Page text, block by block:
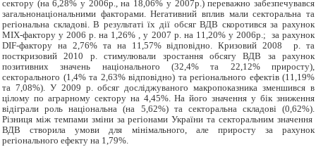
сектору (на 6,28% у 2006р., на 18,06% у 2007р.) переважно забезпечувався
загальнонаціональними факторами. Негативний вплив мали секторальна та
регіональна складові. В результаті їх дії обсяг ВДВ скоротився за рахунок
MIX-фактору у 2006 р. на 1,26% , у 2007 р. на 11,20% у 2006р.; за рахунок
DIF-фактору на 2,76% та на 11,57% відповідно. Кризовий 2008 р. та
посткризовий 2010 р. стимулювали зростання обсягу ВДВ за рахунок
позитивних значень національного (32,4% та 22,12% приросту),
секторального (1,4% та 2,63% відповідно) та регіонального ефектів (11,19%
та 7,08%). У 2009 р. обсяг досліджуваного макропоказника зменшився в
цілому по аграрному сектору на 4,45%. На його значення у бік зниження
відіграли роль національна (на 5,62%) та секторальна складові (0,62%).
Різниця між темпами зміни за регіонами України та секторальним значення
ВДВ створила умови для мінімального, але приросту за рахунок
регіонального ефекту на 1,79%.